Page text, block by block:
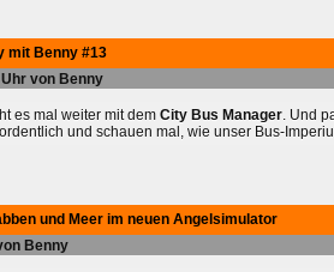
mit Benny #13
Uhr von Benny
es mal weiter mit dem City Bus Manager. Und
und schauen mal, wie unser Bus-
und Meer im neuen Angelsimulator
Benny